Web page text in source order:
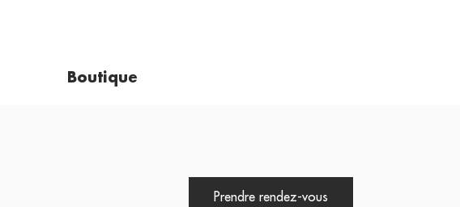
Boutique
Prendre rendez-vous